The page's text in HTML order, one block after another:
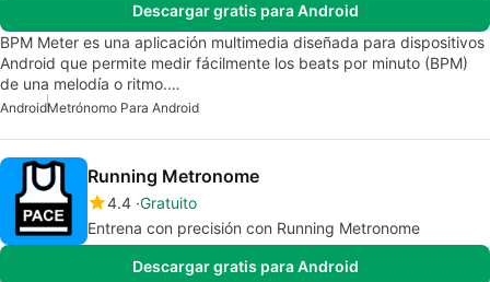
Descargar gratis para Android
BPM Meter es una aplicación multimedia diseñada para dispositivos
Android que permite medir fácilmente los beats por minuto (BPM)
de una melodía o ritmo.…
AndroidMetrónomo Para Android
Running Metronome
4.4 Gratuito
Entrena con precisión con Running Metronome
Descargar gratis para Android